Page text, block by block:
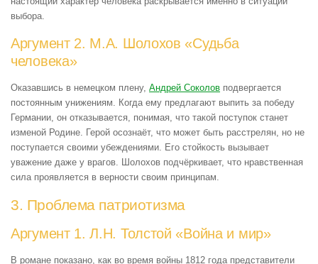
выбора.
Аргумент 2. М.А. Шолохов «Судьба
человека»
Оказавшись в немецком плену, Андрей Соколов подвергается
постоянным унижениям. Когда ему предлагают выпить за победу
Германии, он отказывается, понимая, что такой поступок станет
изменой Родине. Герой осознаёт, что может быть расстрелян, но не
поступается своими убеждениями. Его стойкость вызывает
уважение даже у врагов. Шолохов подчёркивает, что нравственная
сила проявляется в верности своим принципам.
3. Проблема патриотизма
Аргумент 1. Л.Н. Толстой «Война и мир»
В романе показано, как во время войны 1812 года представители